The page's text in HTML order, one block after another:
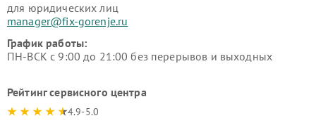
для юридических лиц
manager@fix-gorenje.ru
График работы:
ПН-ВСК с 9:00 до 21:00 без перерывов и выходных
Рейтинг сервисного центра
4.9-5.0